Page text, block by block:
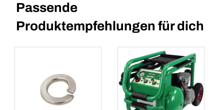
Passende
Produktempfehlungen für dich